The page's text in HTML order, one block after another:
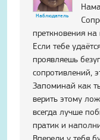
Наблюдатель
преткновения
Если тебе
проявляешь
сопротивлений,
Запоминай как
верить этому
всегда лучше
пратик и